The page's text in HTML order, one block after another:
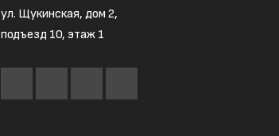
ул. Щукинская, дом 2,
подъезд 10, этаж 1